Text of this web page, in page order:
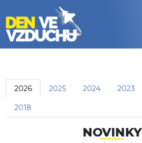
Přejít k hlavnímu obsahu
HLAVNÍ ZÁLOŽKY
2026 2025 2024 2023
2018
NOVINKY